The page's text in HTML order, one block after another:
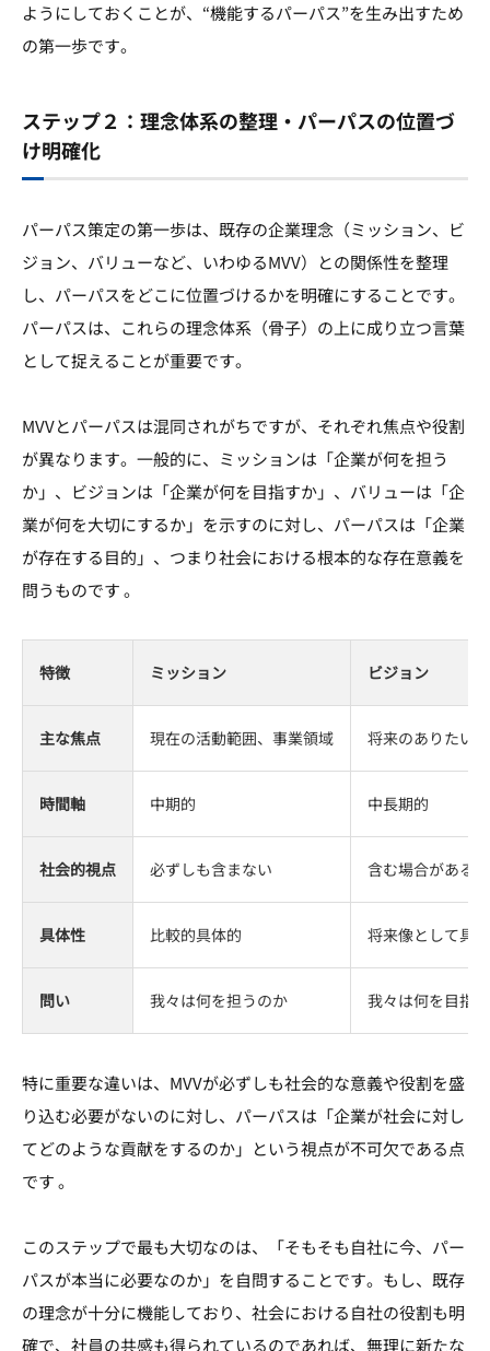
ようにしておくことが、“機能するパーパス”を生み出すため
の第一歩です。
ステップ２：理念体系の整理・パーパスの位置づ
け明確化
パーパス策定の第一歩は、既存の企業理念（ミッション、ビ
ジョン、バリューなど、いわゆるMVV）との関係性を整理
し、パーパスをどこに位置づけるかを明確にすることです。
パーパスは、これらの理念体系（骨子）の上に成り立つ言葉
として捉えることが重要です。
MVVとパーパスは混同されがちですが、それぞれ焦点や役割
が異なります。一般的に、ミッションは「企業が何を担う
か」、ビジョンは「企業が何を目指すか」、バリューは「企
業が何を大切にするか」を示すのに対し、パーパスは「企業
が存在する目的」、つまり社会における根本的な存在意義を
問うものです 。
特徴 ミッション ビジョン
主な焦点 現在の活動範囲、事業領域 将来のありたい
時間軸 中期的 中長期的
社会的視点 必ずしも含まない 含む場合がある
具体性 比較的具体的 将来像として具
問い 我々は何を担うのか 我々は何を目指
特に重要な違いは、MVVが必ずしも社会的な意義や役割を盛
り込む必要がないのに対し、パーパスは「企業が社会に対し
てどのような貢献をするのか」という視点が不可欠である点
です 。
このステップで最も大切なのは、「そもそも自社に今、パー
パスが本当に必要なのか」を自問することです。もし、既存
の理念が十分に機能しており、社会における自社の役割も明
確で、社員の共感も得られているのであれば、無理に新たな